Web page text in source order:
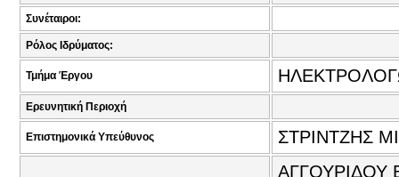
Συνέταιροι:
Ρόλος Ιδρύματος:
Τμήμα Έργου
Ερευνητική Περιοχή
Επιστημονικά Υπεύθυνος ΣΤΡΙΝΤΖΗΣ
ΑΓΓΟΥΡΙΔΟΥ